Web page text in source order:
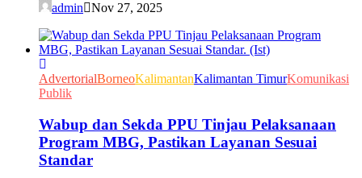
admin Nov 27, 2025
AdvertorialBorneoKalimantanKalimantan TimurKomunikasi
Publik
Wabup dan Sekda PPU Tinjau Pelaksanaan
Program MBG, Pastikan Layanan Sesuai
Standar